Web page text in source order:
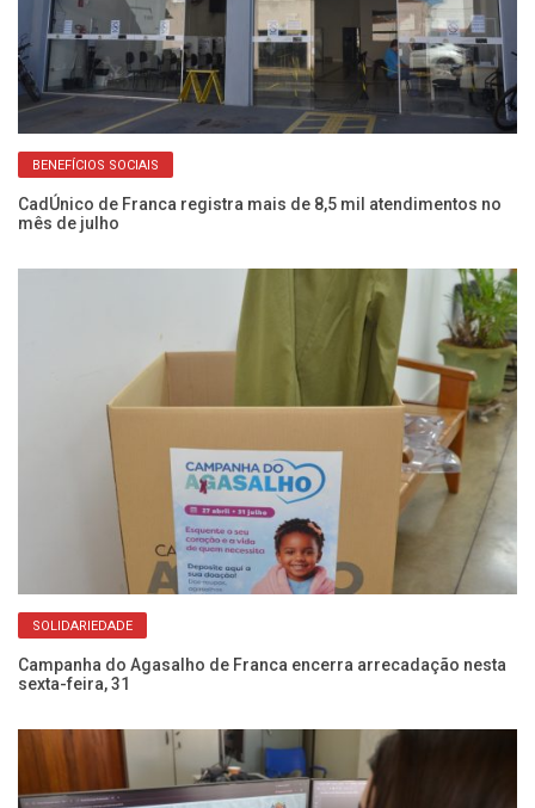
BENEFÍCIOS SOCIAIS
CadÚnico de Franca registra mais de 8,5 mil atendimentos no
mês de julho
SOLIDARIEDADE
Campanha do Agasalho de Franca encerra arrecadação nesta
sexta-feira, 31